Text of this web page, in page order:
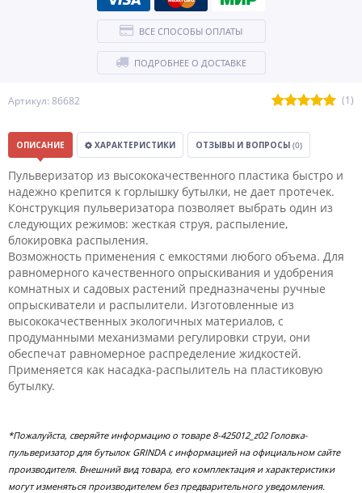
Артикул: 86682 (1)
ВСЕ СПОСОБЫ ОПЛАТЫ
ПОДРОБНЕЕ О ДОСТАВКЕ
ОПИСАНИЕ ХАРАКТЕРИСТИКИ ОТЗЫВЫ И ВОПРОСЫ (0)
Пульверизатор из высококачественного пластика быстро и
надежно крепится к горлышку бутылки, не дает протечек.
Конструкция пульверизатора позволяет выбрать один из
следующих режимов: жесткая струя, распыление,
блокировка распыления.
Возможность применения с емкостями любого объема. Для
равномерного качественного опрыскивания и удобрения
комнатных и садовых растений предназначены ручные
опрыскиватели и распылители. Изготовленные из
высококачественных экологичных материалов, с
продуманными механизмами регулировки струи, они
обеспечат равномерное распределение жидкостей.
Применяется как насадка-распылитель на пластиковую
бутылку.
*Пожалуйста, сверяйте информацию о товаре 8-425012_z02 Головка-
пульверизатор для бутылок GRINDA с информацией на официальном сайте
производителя. Внешний вид товара, его комплектация и характеристики
могут изменяться производителем без предварительного уведомления.